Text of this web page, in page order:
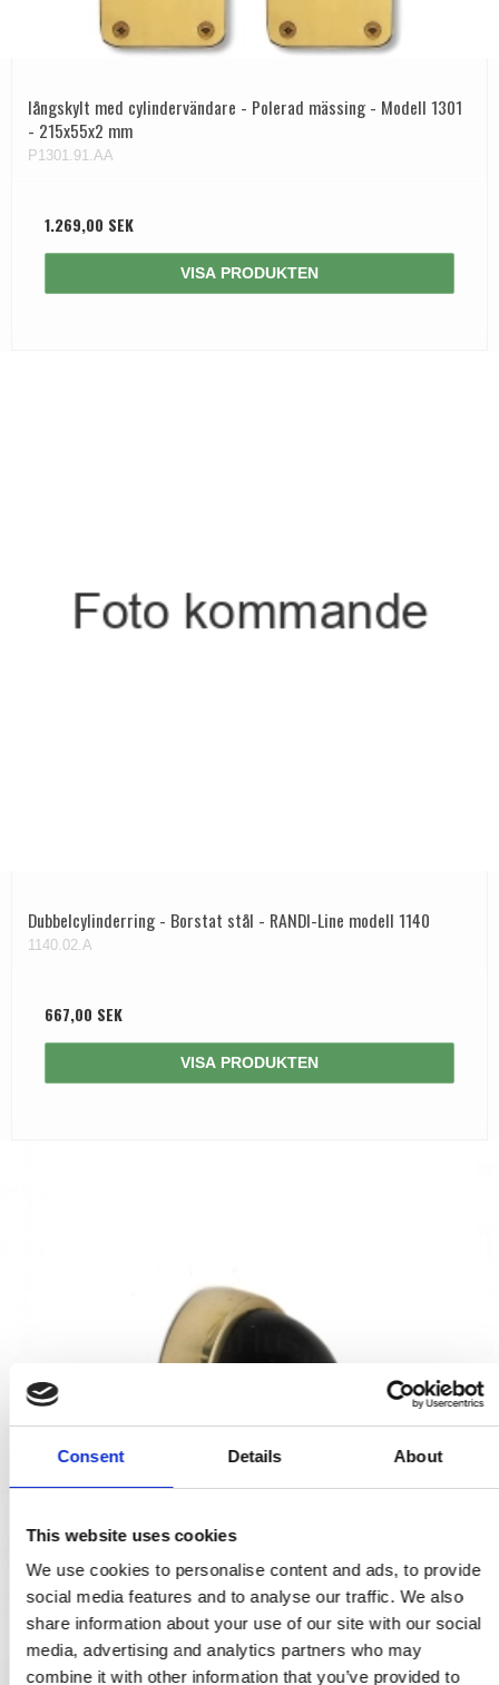
Consent Details About
This website uses cookies
We use cookies to personalise content and ads, to provide
social media features and to analyse our traffic. We also
share information about your use of our site with our social
media, advertising and analytics partners who may
combine it with other information that you’ve provided to
långskylt med cylindervändare - Polerad mässing - Modell 1301
- 215x55x2 mm
P1301.91.AA
1.269,00 SEK
VISA PRODUKTEN
Dubbelcylinderring - Borstat stål - RANDI-Line modell 1140
1140.02.A
667,00 SEK
VISA PRODUKTEN